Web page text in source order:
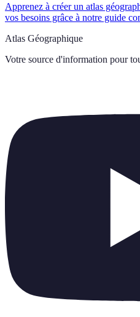
Apprenez à créer un atlas
vos besoins grâce à notre guide
Atlas Géographique
Votre source d'information pour